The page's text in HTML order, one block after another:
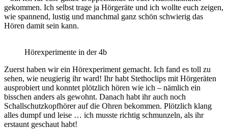
gekommen. Ich selbst trage ja Hörgeräte und ich wollte euch zeigen,
wie spannend, lustig und manchmal ganz schön schwierig das
Hören damit sein kann.
Hörexperimente in der 4b
Zuerst haben wir ein Hörexperiment gemacht. Ich fand es toll zu
sehen, wie neugierig ihr ward! Ihr habt Stethoclips mit Hörgeräten
ausprobiert und konntet plötzlich hören wie ich – nämlich ein
bisschen anders als gewohnt. Danach habt ihr auch noch
Schallschutzkopfhörer auf die Ohren bekommen. Plötzlich klang
alles dumpf und leise … ich musste richtig schmunzeln, als ihr
erstaunt geschaut habt!